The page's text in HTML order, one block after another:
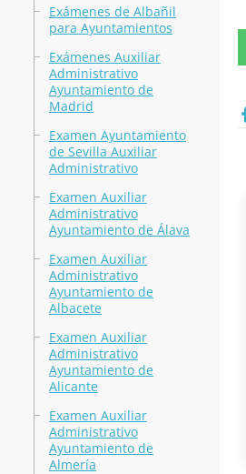
Exámenes de Albañil
para Ayuntamientos
Exámenes Auxiliar
Administrativo
Ayuntamiento de
Madrid
Examen Ayuntamiento
de Sevilla Auxiliar
Administrativo
Examen Auxiliar
Administrativo
Ayuntamiento de Álava
Examen Auxiliar
Administrativo
Ayuntamiento de
Albacete
Examen Auxiliar
Administrativo
Ayuntamiento de
Alicante
Examen Auxiliar
Administrativo
Ayuntamiento de
Almería